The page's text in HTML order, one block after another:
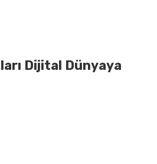
Dijital Dünyaya